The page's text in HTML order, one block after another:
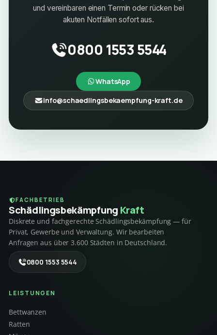
und vereinbaren einen Termin oder rücken bei
akuten Notfällen sofort aus.
0800 1553 5544
WhatsApp
info@schaedlingsbekaempfung-kraft.de
FACHBETRIEB
Schädlings­bekämpfung Kraft
Diskrete und fachgerechte Schädlingsbekämpfung — für
Privat, Gewerbe und Verwaltung. Wir bearbeiten
Anfragen aus über 3.600 Städten in Deutschland.
0800 1553 5544
LEISTUNGEN
Bettwanzen
Ratten